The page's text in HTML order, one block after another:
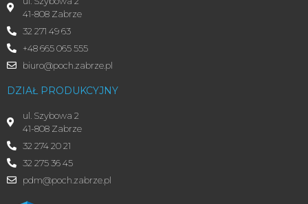
41-808 Zabrze
32 271 49 63
+48 665 065 555
biuro@poch.zabrze.pl
DZIAŁ PRODUKCYJNY
ul. Szybowa 2
41-808 Zabrze
32 274 20 21
32 275 36 45
pdm@poch.zabrze.pl